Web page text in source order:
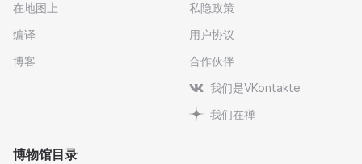
在地图上
编译
博客
私隐政策
用户协议
合作伙伴
我们是VKontakte
我们在禅
博物馆目录